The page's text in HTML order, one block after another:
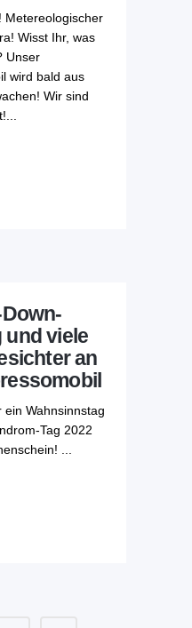
Metereologischer
Wisst Ihr, was
Unser
wird bald aus
Wir sind
und viele
an
ein Wahnsinnstag
Tag 2022
...